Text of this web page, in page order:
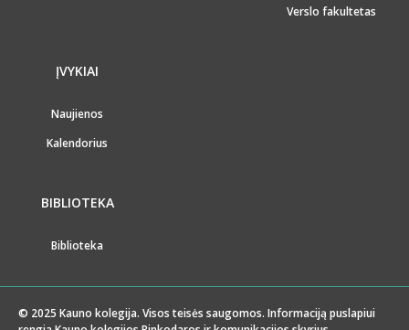
Verslo fakultetas
ĮVYKIAI
Naujienos
Kalendorius
BIBLIOTEKA
Biblioteka
© 2025 Kauno kolegija. Visos teisės saugomos. Informaciją puslapiui